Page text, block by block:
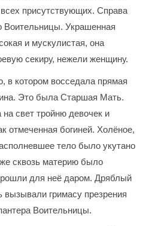
присутствующих. Справа
Воительницы. Украшенная
и мускулистая, она
секиру, нежели женщину.
в котором восседала прямая
Это была Старшая Мать.
свет тройню девочек и
отмеченная богиней. Холёное,
тело было укутано
сквозь материю было
для неё даром. Дряблый
вызывали гримасу презрения
Воительницы.